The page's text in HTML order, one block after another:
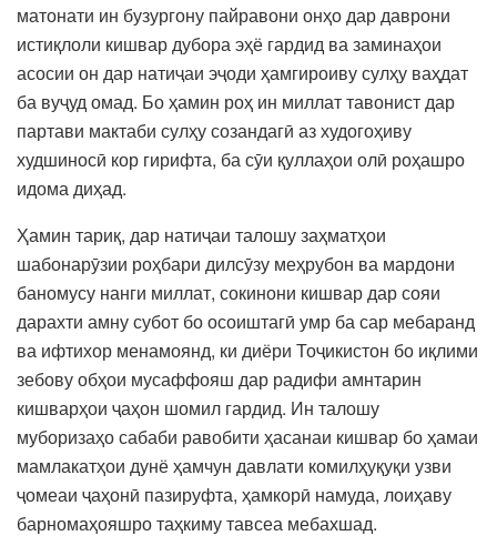
матонати ин бузургону пайравони онҳо дар даврони
истиқлоли кишвар дубора эҳё гардид ва заминаҳои
асосии он дар натиҷаи эҷоди ҳамгироиву сулҳу ваҳдат
ба вуҷуд омад. Бо ҳамин роҳ ин миллат тавонист дар
партави мактаби сулҳу созандагӣ аз худогоҳиву
худшиносӣ кор гирифта, ба сӯи қуллаҳои олӣ роҳашро
идома диҳад.
Ҳамин тариқ, дар натиҷаи талошу заҳматҳои
шабонарӯзии роҳбари дилсӯзу меҳрубон ва мардони
баномусу нанги миллат, сокинони кишвар дар сояи
дарахти амну субот бо осоиштагӣ умр ба сар мебаранд
ва ифтихор менамоянд, ки диёри Тоҷикистон бо иқлими
зебову обҳои мусаффояш дар радифи амнтарин
кишварҳои ҷаҳон шомил гардид. Ин талошу
муборизаҳо сабаби равобити ҳасанаи кишвар бо ҳамаи
мамлакатҳои дунё ҳамчун давлати комилҳуқуқи узви
ҷомеаи ҷаҳонӣ пазируфта, ҳамкорӣ намуда, лоиҳаву
барномаҳояшро таҳкиму тавсеа мебахшад.